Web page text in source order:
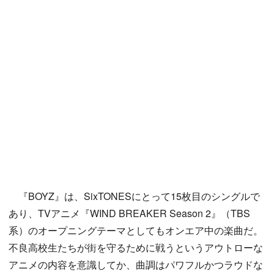
『BOYZ』は、SixTONESにとって15枚目のシングルで
あり、TVアニメ『WIND BREAKER Season 2』（TBS
系）のオープニングテーマとしてもオンエア中の楽曲だ。
不良高校生たちが街を守るために戦うというアウトローな
アニメの内容を意識してか、曲調はパワフルかつラウドな